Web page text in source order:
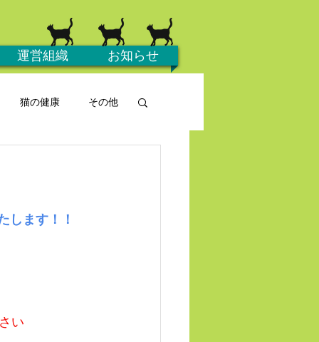
運営組織 お知らせ
猫の健康 その他
します！！
い